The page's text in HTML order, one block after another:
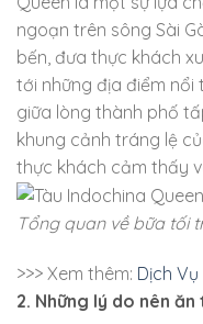
ngoạn trên sông Sài
bến, đưa thực khách
tới những địa điểm nổi
giữa lòng thành phố
khung cảnh tráng lệ
thực khách cảm thấy
Tổng quan về bữa tối
>>> Xem thêm: Dịch
2. Những lý do nên